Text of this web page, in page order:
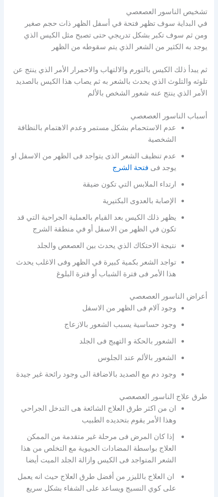
تشخيص الناسور العصعصي
‏في البداية سوف تظهر فتحة في أسفل الظهر ذات حجم صغير
ومن ثم سوف تكبر بشكل تدريجي حتى تصبح مثل الكيس الذي
يوجد به الكثير من الشعر الذي يتم سقوطه من الظهر
‏ثم يبدأ ذلك الكيس بالتورم والالتهاب والاحمرار الأمر الذي ينتج عن
تلوثه والتلوث الذي يحدث بالشعر به ثم يصاب هذا الكيس بالصديد
الأمر الذي ينتج عنه شعور الشخص بالألم
أسباب الناسور العصعصي
‏عدم الاستحمام بشكل مستمر وعدم الاهتمام بالنظافة
الشخصية
عدم تنظيف الشعر الذى يتواجد فى الظهر من الاسفل او
يوجد فى فتحة الشرج
‏ارتداء الملابس التي تكون ضيقة
الإصابة بالعدوى البكتيرية
يظهر ذلك الكيس بعد القيام بالعملية الجراحية التي قد
تكون في الظهر من الاسفل أو في منطقة الشرج
نتيجة الاحتكاك الذي يحدث بين العصعص والجلد
تواجد الشعر بكمية كبيرة في الظهر وفى الاغلب يحدث
هذا الأمر فى فترة الشباب أو فترة البلوغ
أعراض الناسور العصعصي
وجود آلام فى الظهر من الاسفل
وجود حساسية يسبب الشعور بالازعاج
الشعور بالحكة و التهيج فى الجلد
الشعور بالألم عند الجلوس
وجود دم مع الصديد بالاضافة الى وجود رائحة غير جيدة
طرق علاج الناسور العصعصي
ان من اكثر طرق العلاج الشائعة هى التدخل الجراحي
وهذا الأمر يقوم بتحديده الطبيب
إذا كان المرض فى مرحلة غير متقدمة من الممكن
العلاج بواسطة المضادات الحيوية مع التخلص من هذا
الشعر المتواجد فى الكيس وازالة الجلد الميت أيضا
ان العلاج بالليزر من أفضل طرق العلاج حيث انه يعمل
على كوي النسيج ويساعد على الشفاء بشكل سريع